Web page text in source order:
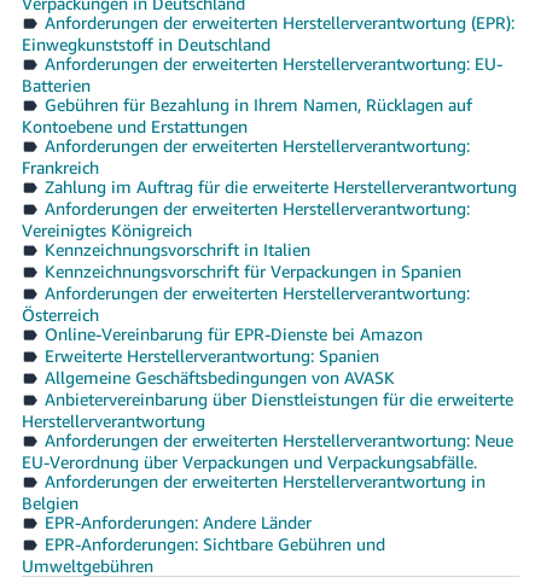
Anforderungen der erweiterten Herstellerverantwortung (EPR):
Einwegkunststoff in Deutschland
Anforderungen der erweiterten Herstellerverantwortung: EU-
Batterien
Gebühren für Bezahlung in Ihrem Namen, Rücklagen auf
Kontoebene und Erstattungen
Anforderungen der erweiterten Herstellerverantwortung:
Frankreich
Zahlung im Auftrag für die erweiterte Herstellerverantwortung
Anforderungen der erweiterten Herstellerverantwortung:
Vereinigtes Königreich
Kennzeichnungsvorschrift in Italien
Kennzeichnungsvorschrift für Verpackungen in Spanien
Anforderungen der erweiterten Herstellerverantwortung:
Österreich
Online-Vereinbarung für EPR-Dienste bei Amazon
Erweiterte Herstellerverantwortung: Spanien
Allgemeine Geschäftsbedingungen von AVASK
Anbietervereinbarung über Dienstleistungen für die erweiterte
Herstellerverantwortung
Anforderungen der erweiterten Herstellerverantwortung: Neue
EU-Verordnung über Verpackungen und Verpackungsabfälle.
Anforderungen der erweiterten Herstellerverantwortung in
Belgien
EPR-Anforderungen: Andere Länder
EPR-Anforderungen: Sichtbare Gebühren und
Umweltgebühren